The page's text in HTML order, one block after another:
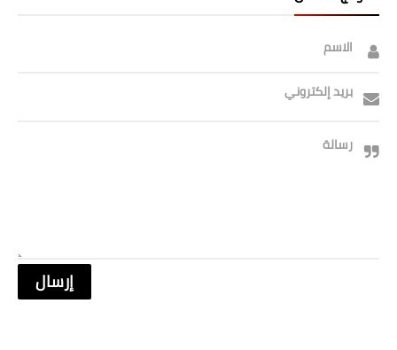
الاسم
بريد إلكتروني
رسالة